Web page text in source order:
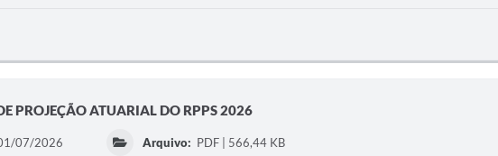
PROJEÇÃO ATUARIAL DO RPPS 2026
07/2026 Arquivo: PDF | 566,44 KB